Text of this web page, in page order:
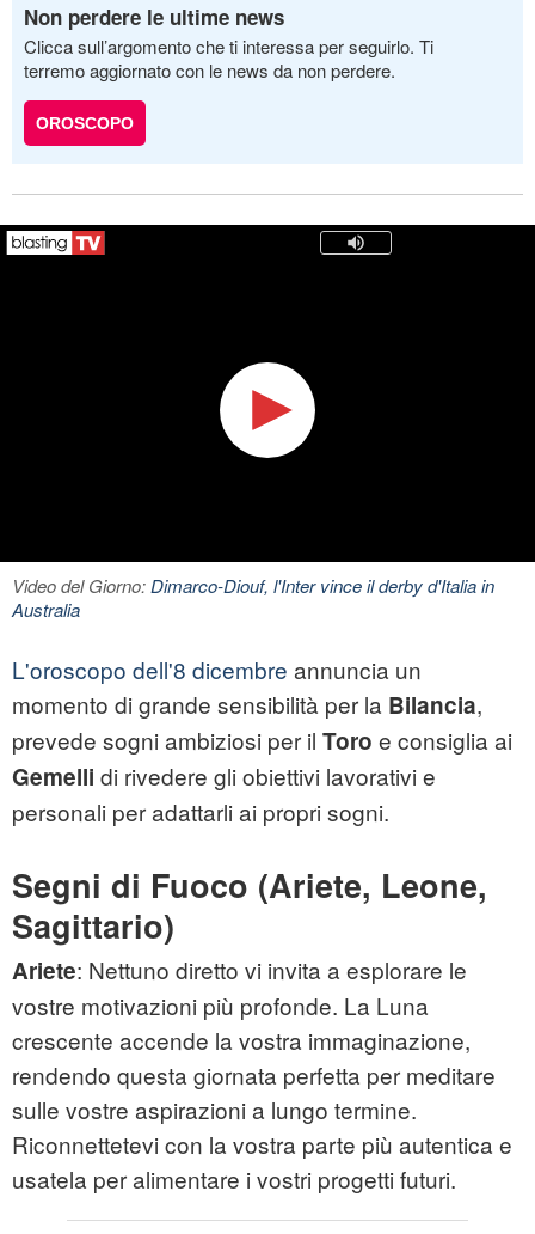
Non perdere le ultime news
Clicca sull’argomento che ti interessa per seguirlo. Ti
terremo aggiornato con le news da non perdere.
OROSCOPO
Video del Giorno:Dimarco-Diouf, l'Inter vince il derby d'Italia in
Australia
L'oroscopo dell'8 dicembre annuncia un
momento di grande sensibilità per la Bilancia,
prevede sogni ambiziosi per il Toro e consiglia ai
Gemelli di rivedere gli obiettivi lavorativi e
personali per adattarli ai propri sogni.
Segni di Fuoco (Ariete, Leone,
Sagittario)
Ariete: Nettuno diretto vi invita a esplorare le
vostre motivazioni più profonde. La Luna
crescente accende la vostra immaginazione,
rendendo questa giornata perfetta per meditare
sulle vostre aspirazioni a lungo termine.
Riconnettetevi con la vostra parte più autentica e
usatela per alimentare i vostri progetti futuri.